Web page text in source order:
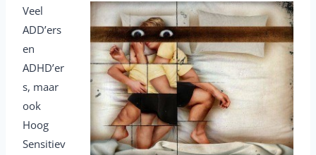
Veel
ADD’ers
en
ADHD’er
s, maar
ook
Hoog
Sensitiev